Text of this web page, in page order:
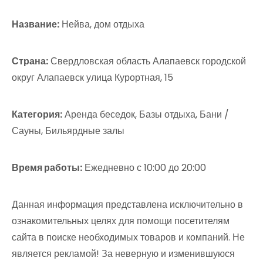
Название: Нейва, дом отдыха
Страна:Свердловская область Алапаевск городской
округ Алапаевск улица Курортная, 15
Категория:Аренда беседок, Базы отдыха, Бани /
Сауны, Бильярдные залы
Время работы: Ежедневно с 10:00 до 20:00
Данная информация представлена исключительно в
ознакомительных целях для помощи посетителям
сайта в поиске необходимых товаров и компаний. Не
является рекламой! За неверную и изменившуюся